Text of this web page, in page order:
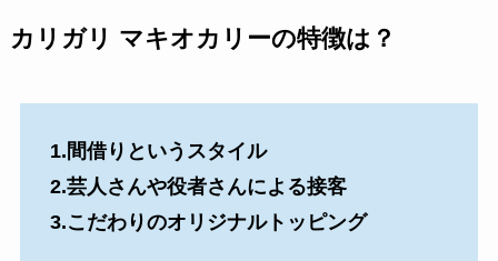
カリガリ マキオカリーの特徴は？
1.間借りというスタイル
2.芸人さんや役者さんによる接客
3.こだわりのオリジナルトッピング